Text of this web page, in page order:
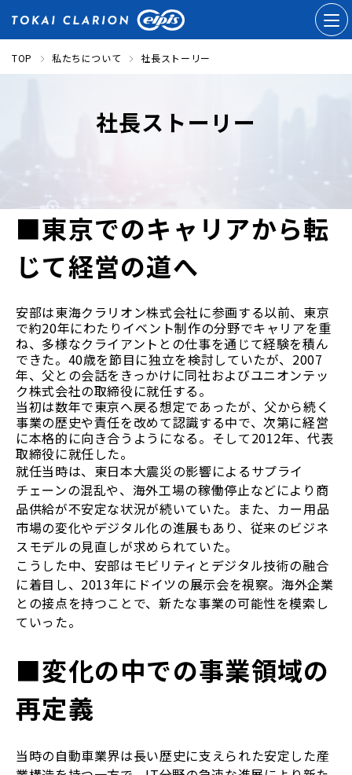
TOP 私たちについて 社長ストーリー
社長ストーリー
■東京でのキャリアから転
じて経営の道へ
安部は東海クラリオン株式会社に参画する以前、東京
で約20年にわたりイベント制作の分野でキャリアを重
ね、多様なクライアントとの仕事を通じて経験を積ん
できた。40歳を節目に独立を検討していたが、2007
年、父との会話をきっかけに同社およびユニオンテッ
ク株式会社の取締役に就任する。
当初は数年で東京へ戻る想定であったが、父から続く
事業の歴史や責任を改めて認識する中で、次第に経営
に本格的に向き合うようになる。そして2012年、代表
取締役に就任した。
就任当時は、東日本大震災の影響によるサプライ
チェーンの混乱や、海外工場の稼働停止などにより商
品供給が不安定な状況が続いていた。また、カー用品
市場の変化やデジタル化の進展もあり、従来のビジネ
スモデルの見直しが求められていた。
こうした中、安部はモビリティとデジタル技術の融合
に着目し、2013年にドイツの展示会を視察。海外企業
との接点を持つことで、新たな事業の可能性を模索し
ていった。
■変化の中での事業領域の
再定義
当時の自動車業界は長い歴史に支えられた安定した産